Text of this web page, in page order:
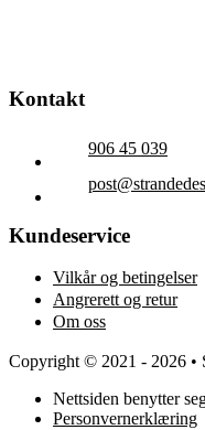
Kontakt
906 45 039
Kundeservice
Vilkår og betingelser
Angrerett og retur
Om oss
Copyright © 2021 - 2026 •
Nettsiden benytter
Personvernerklæring